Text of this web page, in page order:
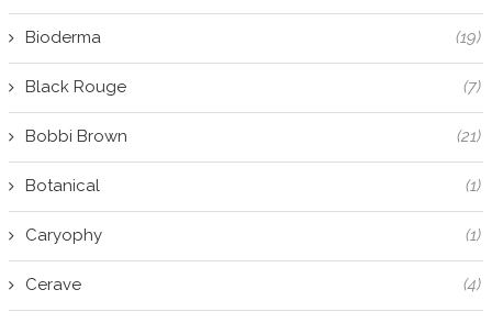
Bioderma (19)
Black Rouge (7)
Bobbi Brown (21)
Botanical (1)
Caryophy (1)
Cerave (4)